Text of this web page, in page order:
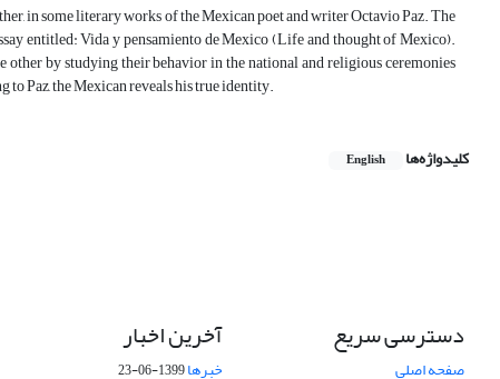
in some literary works of the Mexican poet and writer Octavio Paz. The
entitled: Vida y pensamiento de Mexico (Life and thought of Mexico).
by studying their behavior in the national and religious ceremonies
to Paz, the Mexican reveals his true identity.
کلیدواژه‌ها English
دسترسی سریع
صفحه اصلی
آخرین اخبار
خبرها1399-06-23